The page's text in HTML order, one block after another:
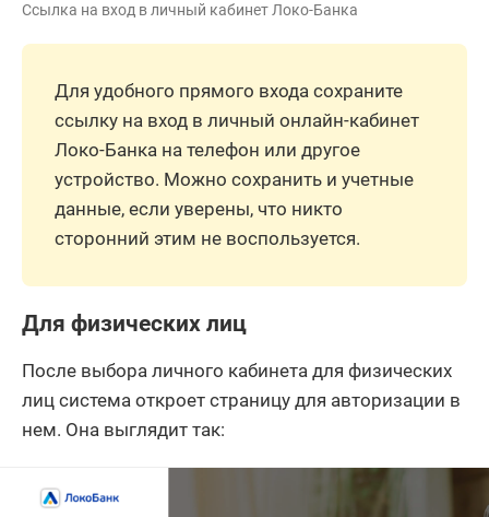
Ссылка на вход в личный кабинет Локо-Банка
Для удобного прямого входа сохраните
ссылку на вход в личный онлайн-кабинет
Локо-Банка на телефон или другое
устройство. Можно сохранить и учетные
данные, если уверены, что никто
сторонний этим не воспользуется.
Для физических лиц
После выбора личного кабинета для физических
лиц система откроет страницу для авторизации в
нем. Она выглядит так: